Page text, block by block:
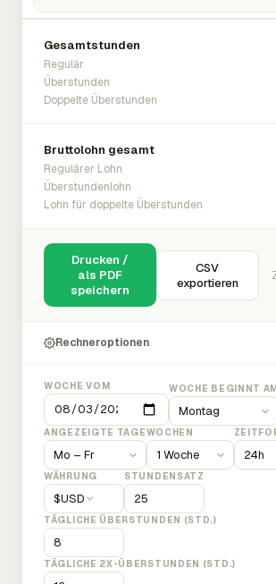
Gesamtstunden
Regulär
Überstunden
Doppelte Überstunden
Bruttolohn gesamt
Regulärer Lohn
Überstundenlohn
Lohn für doppelte Überstunden
Drucken /
als PDF
speichern
CSV
exportieren
Rechneroptionen
WOCHE VOM WOCHE BEGINNT
ANGEZEIGTE TAGEWOCHEN
WÄHRUNG
$USD
STUNDENSATZ
TÄGLICHE ÜBERSTUNDEN (STD.)
TÄGLICHE 2X-ÜBERSTUNDEN (STD.)